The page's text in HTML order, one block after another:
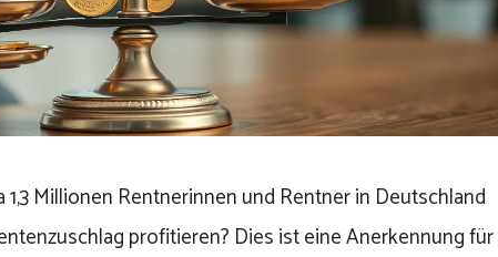
Millionen Rentnerinnen und Rentner in Deutschland
profitieren? Dies ist eine Anerkennung für